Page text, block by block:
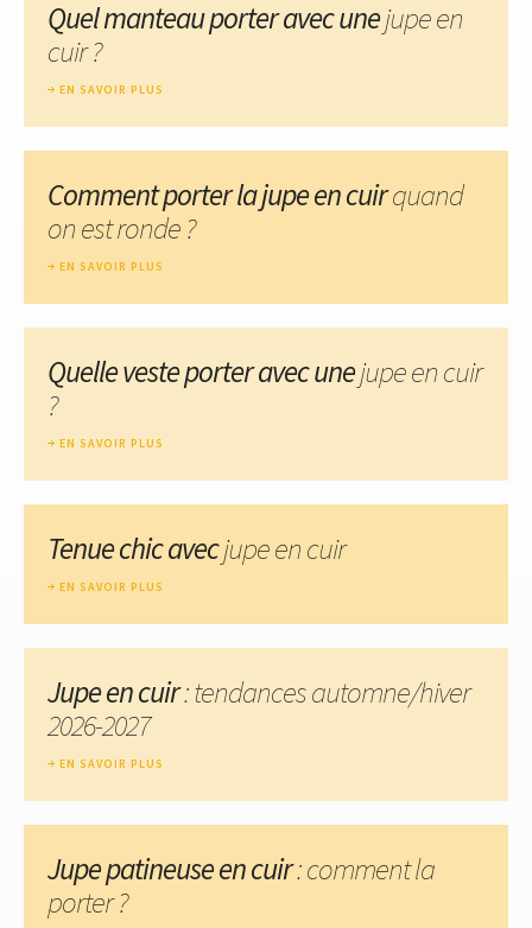
Quel manteau porter avec unejupe en
cuir ?
EN SAVOIR PLUS
Comment porter la jupe en cuirquand
on est ronde ?
EN SAVOIR PLUS
Quelle veste porter avec unejupe en cuir
?
EN SAVOIR PLUS
Tenue chic avecjupe en cuir
EN SAVOIR PLUS
Jupe en cuir: tendances automne/hiver
2026-2027
EN SAVOIR PLUS
Jupe patineuse en cuir: comment la
porter ?